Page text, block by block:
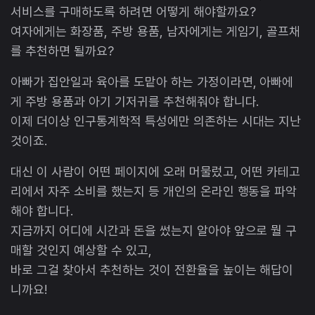
서비스를 구매하도록 하려면 어떻게 해야할까요?
여자에게는 화장품, 주방 용품, 남자에게는 게임기, 골프채
를 추천하면 될까요?
아빠가 집안일과 육아를 도맡아 하는 가정이라면, 아빠에
게 주방 용품과 아기 기저귀를 추천해줘야 합니다.
이제 더이상 인구통계학적 특성에만 의존하는 시대는 지난
것이죠.
대신 이 사람이 어떤 페이지에 오래 머물렀고, 어떤 카테고
리에서 자주 소비를 했는지 등 개인의 온라인 행동을 파악
해야 합니다.
지금까지 어디에 시간과 돈을 썼는지 알아야 앞으로 뭘 구
매할 것인지 예상할 수 있고,
바로 그걸 찾아서 추천하는 것이 전환율을 높이는 해답이
니까요!